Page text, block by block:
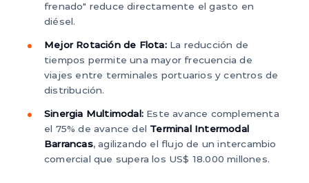
frenado" reduce directamente el gasto en
diésel.
Mejor Rotación de Flota:La reducción de
tiempos permite una mayor frecuencia de
viajes entre terminales portuarios y centros de
distribución.
Sinergia Multimodal: Este avance complementa
el 75% de avance del Terminal Intermodal
Barrancas, agilizando el flujo de un intercambio
comercial que supera los US$ 18.000 millones.